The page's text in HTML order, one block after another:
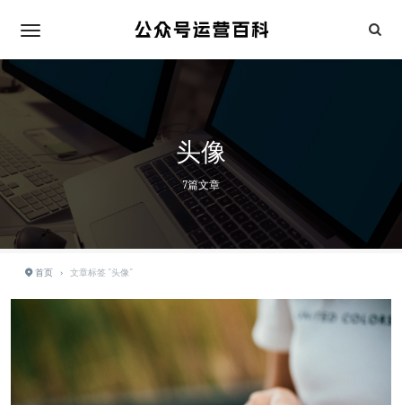
头像
7篇文章
首页 › 文章标签 "头像"